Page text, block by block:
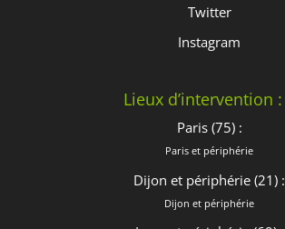
Twitter
Instagram
Lieux d’intervention :
Paris (75) :
Paris et périphérie
Dijon et périphérie (21) :
Dijon et périphérie